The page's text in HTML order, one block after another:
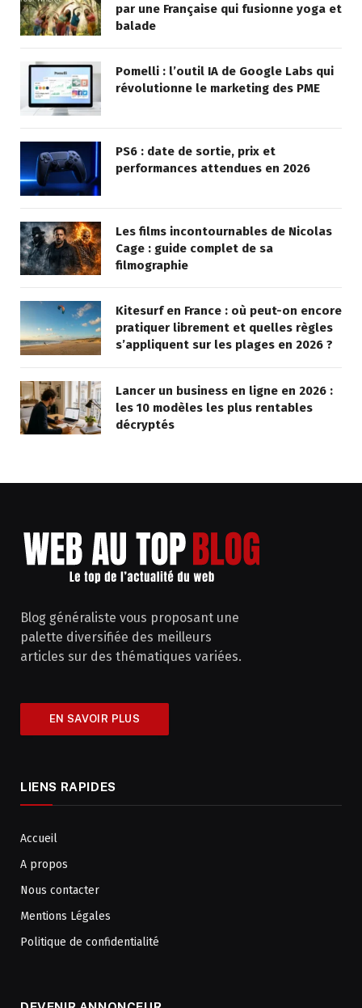
par une Française qui fusionne yoga et
balade
Pomelli : l’outil IA de Google Labs qui
révolutionne le marketing des PME
PS6 : date de sortie, prix et
performances attendues en 2026
Les films incontournables de Nicolas
Cage : guide complet de sa
filmographie
Kitesurf en France : où peut-on encore
pratiquer librement et quelles règles
s’appliquent sur les plages en 2026 ?
Lancer un business en ligne en 2026 :
les 10 modèles les plus rentables
décryptés
Blog généraliste vous proposant une
palette diversifiée des meilleurs
articles sur des thématiques variées.
EN SAVOIR PLUS
LIENS RAPIDES
Accueil
A propos
Nous contacter
Mentions Légales
Politique de confidentialité